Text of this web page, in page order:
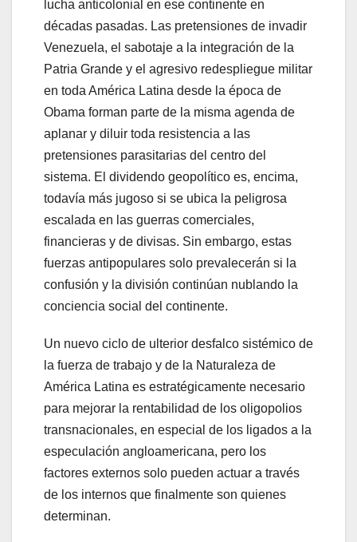
lucha anticolonial en ese continente en
décadas pasadas. Las pretensiones de invadir
Venezuela, el sabotaje a la integración de la
Patria Grande y el agresivo redespliegue militar
en toda América Latina desde la época de
Obama forman parte de la misma agenda de
aplanar y diluir toda resistencia a las
pretensiones parasitarias del centro del
sistema. El dividendo geopolítico es, encima,
todavía más jugoso si se ubica la peligrosa
escalada en las guerras comerciales,
financieras y de divisas. Sin embargo, estas
fuerzas antipopulares solo prevalecerán si la
confusión y la división continúan nublando la
conciencia social del continente.
Un nuevo ciclo de ulterior desfalco sistémico de
la fuerza de trabajo y de la Naturaleza de
América Latina es estratégicamente necesario
para mejorar la rentabilidad de los oligopolios
transnacionales, en especial de los ligados a la
especulación angloamericana, pero los
factores externos solo pueden actuar a través
de los internos que finalmente son quienes
determinan.